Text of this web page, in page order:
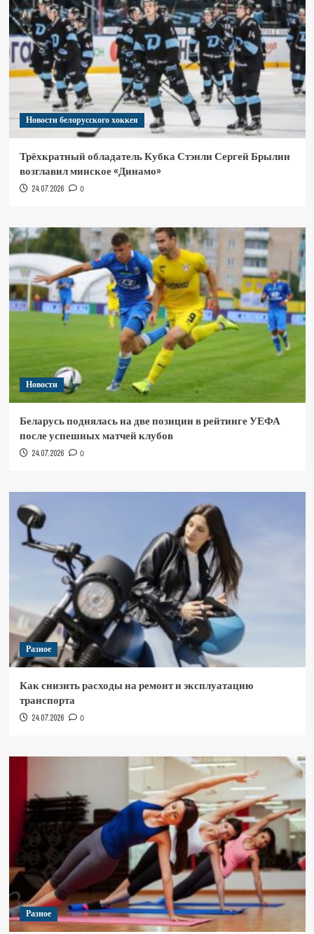
Новости белорусского хоккея
Трёхкратный обладатель Кубка Стэнли Сергей Брылин
возглавил минское «Динамо»
24.07.2026 0
Новости
Беларусь поднялась на две позиции в рейтинге УЕФА
после успешных матчей клубов
24.07.2026 0
Разное
Как снизить расходы на ремонт и эксплуатацию
транспорта
24.07.2026 0
Разное